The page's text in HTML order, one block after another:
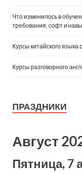
Что изменилось в
требования, софт и
Курсы китайского языка
Курсы разговорного
ПРАЗДНИКИ
Август
Пятница, 7